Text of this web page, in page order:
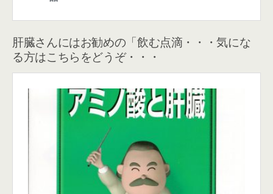
肝臓さんにはお勧めの「飲む点滴・・・気にな
る方はこちらをどうぞ・・・